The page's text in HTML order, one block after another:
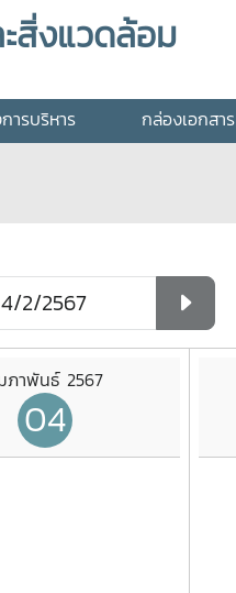
สิ่งแวดล้อม
ารบริหาร กล่องเอกสาร
ภาพันธ์ 2567
04